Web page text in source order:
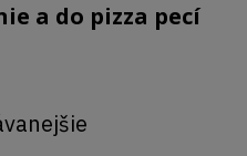
a do pizza pecí